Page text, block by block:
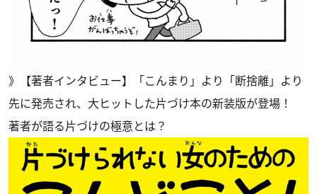
》
【著者インタビュー】「こんまり」より「断捨離」より
先に発売され、大ヒットした片づけ本の新装版が登場！
著者が語る片づけの極意とは？